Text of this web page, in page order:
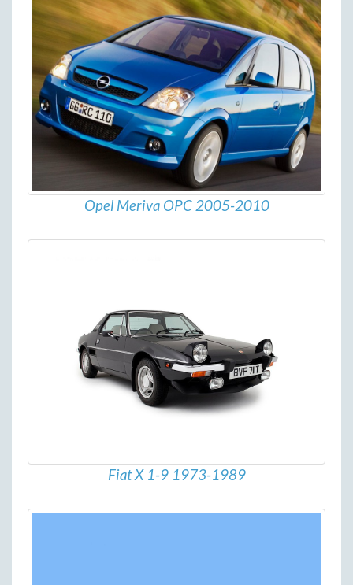
Opel Meriva OPC 2005-2010
Fiat X 1-9 1973-1989